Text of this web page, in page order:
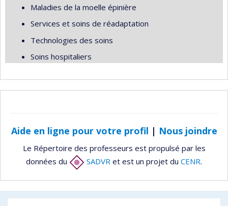
Maladies de la moelle épinière
Services et soins de réadaptation
Technologies des soins
Soins hospitaliers
Aide en ligne pour votre profil | Nous joindre
Le Répertoire des professeurs est propulsé par les
données du
SADVR et est un projet du CENR.